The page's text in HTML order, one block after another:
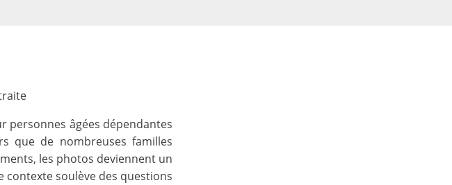
personnes âgées dépendantes
que de nombreuses familles
les photos deviennent un
contexte soulève des questions